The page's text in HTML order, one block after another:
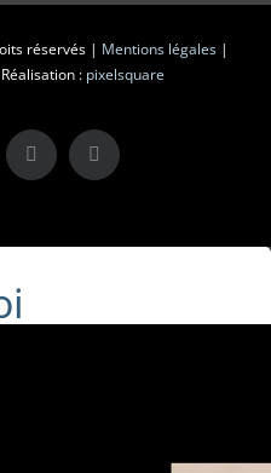
réservés | Mentions légales |
: pixelsquare
InstagramFacebook